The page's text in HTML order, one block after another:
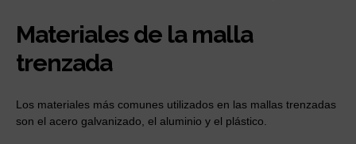
Materiales de la malla
trenzada
Los materiales más comunes utilizados en las mallas trenzadas
son el acero galvanizado, el aluminio y el plástico.